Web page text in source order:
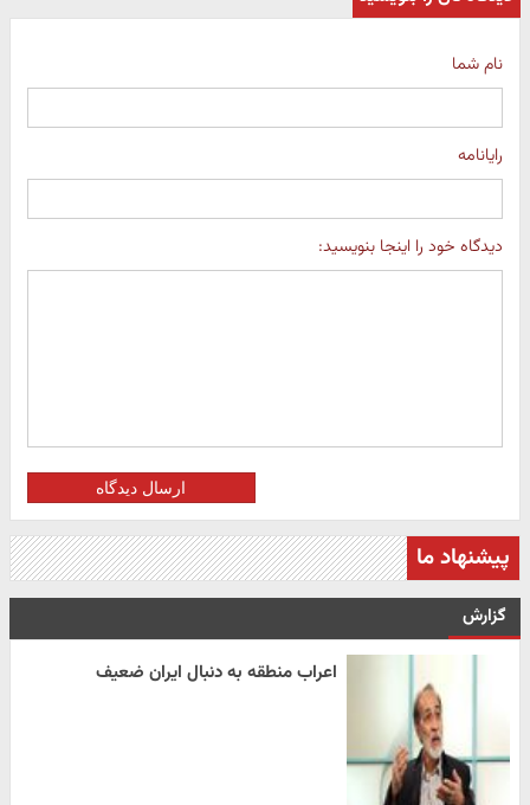
نام شما
رایانامه
دیدگاه خود را اینجا بنویسید:
ارسال دیدگاه
پیشنهاد ما
گزارش
اعراب منطقه به دنبال ایران ضعیف